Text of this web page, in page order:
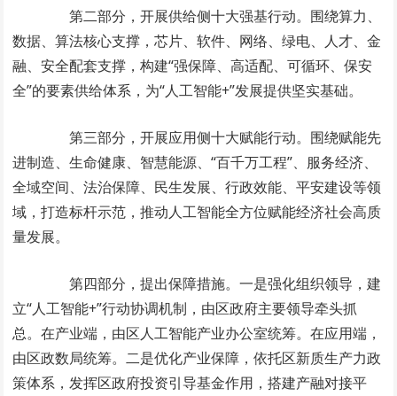
第二部分，开展供给侧十大强基行动。围绕算力、
数据、算法核心支撑，芯片、软件、网络、绿电、人才、金
融、安全配套支撑，构建“强保障、高适配、可循环、保安
全”的要素供给体系，为“人工智能+”发展提供坚实基础。
第三部分，开展应用侧十大赋能行动。围绕赋能先
进制造、生命健康、智慧能源、“百千万工程”、服务经济、
全域空间、法治保障、民生发展、行政效能、平安建设等领
域，打造标杆示范，推动人工智能全方位赋能经济社会高质
量发展。
第四部分，提出保障措施。一是强化组织领导，建
立“人工智能+”行动协调机制，由区政府主要领导牵头抓
总。在产业端，由区人工智能产业办公室统筹。在应用端，
由区政数局统筹。二是优化产业保障，依托区新质生产力政
策体系，发挥区政府投资引导基金作用，搭建产融对接平